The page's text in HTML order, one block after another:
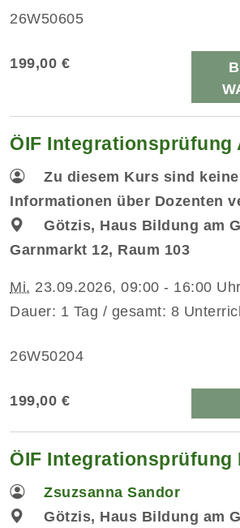
26W50605
199,00 €
ÖIF Integrationsprüfung
Zu diesem Kurs sind keine
Informationen über Dozenten
Götzis, Haus Bildung am
Garnmarkt 12, Raum 103
Mi. 23.09.2026, 09:00 - 16:00 Uhr
Dauer: 1 Tag / gesamt: 8
26W50204
199,00 €
ÖIF Integrationsprüfung
Zsuzsanna Sandor
Götzis, Haus Bildung am